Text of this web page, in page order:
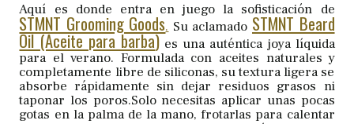
Aquí es donde entra en juego la sofisticación de
STMNT Grooming Goods. Su aclamado STMNT Beard
Oil (Aceite para barba) es una auténtica joya líquida
para el verano. Formulada con aceites naturales y
completamente libre de siliconas, su textura ligera se
absorbe rápidamente sin dejar residuos grasos ni
taponar los poros.Solo necesitas aplicar unas pocas
gotas en la palma de la mano, frotarlas para calentar